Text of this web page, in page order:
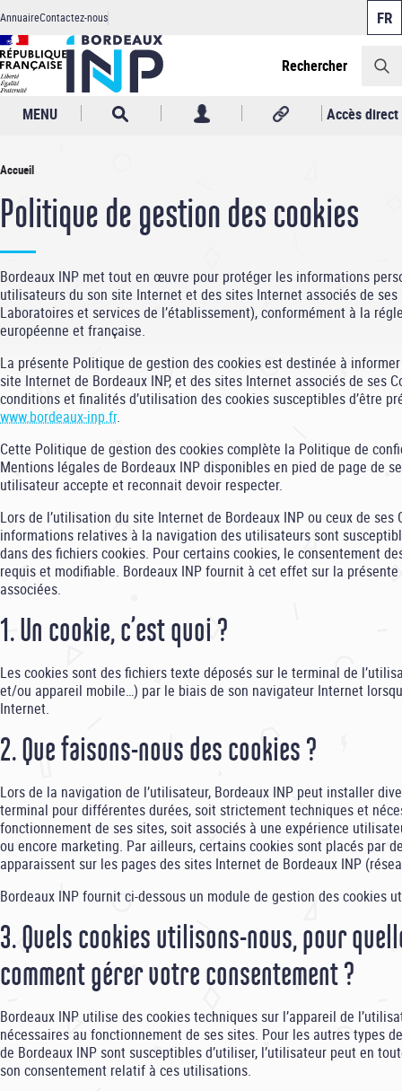
Aller
au
contenu
principal
Header
AnnuaireContactez-nous
Rechercher
MENU Accès direct
Fil
d'Ariane
Accueil
Politique de gestion des cookies
Bordeaux INP met tout en œuvre pour protéger les informations
utilisateurs du son site Internet et des sites Internet associés de ses
Laboratoires et services de l’établissement), conformément à la
européenne et française.
La présente Politique de gestion des cookies est destinée à
site Internet de Bordeaux INP, et des sites Internet associés de ses
conditions et finalités d’utilisation des cookies susceptibles d’être
www.bordeaux-inp.fr.
Cette Politique de gestion des cookies complète la Politique de
Mentions légales de Bordeaux INP disponibles en pied de page de
utilisateur accepte et reconnait devoir respecter.
Lors de l’utilisation du site Internet de Bordeaux INP ou ceux de ses
informations relatives à la navigation des utilisateurs sont
dans des fichiers cookies. Pour certains cookies, le consentement
requis et modifiable. Bordeaux INP fournit à cet effet sur la
associées.
1. Un cookie, c’est quoi ?
Les cookies sont des fichiers texte déposés sur le terminal de
et/ou appareil mobile…) par le biais de son navigateur Internet
Internet.
2. Que faisons-nous des cookies ?
Lors de la navigation de l’utilisateur, Bordeaux INP peut installer
terminal pour différentes durées, soit strictement techniques et
fonctionnement de ses sites, soit associés à une expérience
ou encore marketing. Par ailleurs, certains cookies sont placés par
apparaissent sur les pages des sites Internet de Bordeaux INP
Bordeaux INP fournit ci-dessous un module de gestion des cookies
3. Quels cookies utilisons-nous, pour
comment gérer votre consentement ?
Bordeaux INP utilise des cookies techniques sur l’appareil de
nécessaires au fonctionnement de ses sites. Pour les autres types
de Bordeaux INP sont susceptibles d’utiliser, l’utilisateur peut en
son consentement relatif à ces utilisations.
Panneau de gestion des cookies